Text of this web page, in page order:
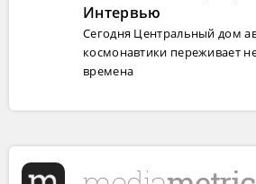
Интервью
Сегодня Центральный дом
космонавтики переживает
времена